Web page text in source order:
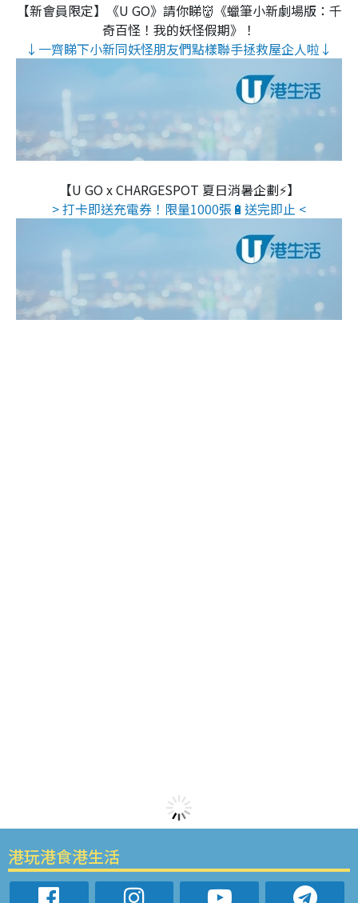
【新會員限定】《U GO》請你睇👹《蠟筆小新劇場版：千
奇百怪！我的妖怪假期》！
↓一齊睇下小新同妖怪朋友們點樣聯手拯救屋企人啦↓
【U GO x CHARGESPOT 夏日消暑企劃⚡】
> 打卡即送充電券！限量1000張🔋送完即止 <
港玩港食港生活